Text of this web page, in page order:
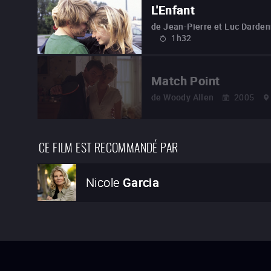
L'Enfant
de Jean-Pierre et Luc
1h32
Match Point
de Woody Allen 2005
CE FILM EST RECOMMANDÉ PAR
Nicole Garcia